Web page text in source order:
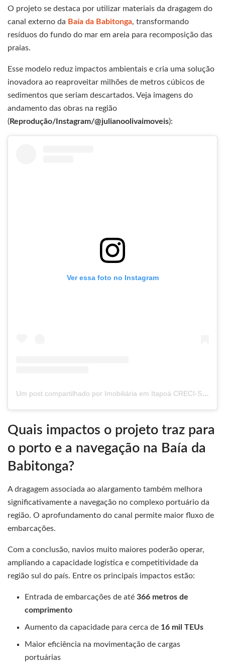
O projeto se destaca por utilizar materiais da dragagem do
canal externo da Baía da Babitonga, transformando
resíduos do fundo do mar em areia para recomposição das
praias.
Esse modelo reduz impactos ambientais e cria uma solução
inovadora ao reaproveitar milhões de metros cúbicos de
sedimentos que seriam descartados. Veja imagens do
andamento das obras na região
(Reprodução/Instagram/@julianoolivaimoveis):
Ver essa foto no Instagram
Um post compartilhado por Imobiliária em Itapoá CRECI-SC 6830-J (@julianoolivaimoveis)
Quais impactos o projeto traz para
o porto e a navegação na Baía da
Babitonga?
A dragagem associada ao alargamento também melhora
significativamente a navegação no complexo portuário da
região. O aprofundamento do canal permite maior fluxo de
embarcações.
Com a conclusão, navios muito maiores poderão operar,
ampliando a capacidade logística e competitividade da
região sul do país. Entre os principais impactos estão:
Entrada de embarcações de até366 metros de
comprimento
Aumento da capacidade para cerca de 16 mil TEUs
Maior eficiência na movimentação de cargas
portuárias